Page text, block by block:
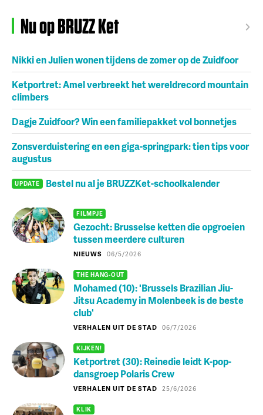
Nu op BRUZZ Ket
Nikki en Julien wonen tijdens de zomer op de Zuidfoor
Ketportret: Amel verbreekt het wereldrecord mountain
climbers
Dagje Zuidfoor? Win een familiepakket vol bonnetjes
Zonsverduistering en een giga-springpark: tien tips voor
augustus
UPDATE Bestel nu al je BRUZZKet-schoolkalender
FILMPJE
Gezocht: Brusselse ketten die opgroeien
tussen meerdere culturen
NIEUWS 06/5/2026
THE HANG-OUT
Mohamed (10): 'Brussels Brazilian Jiu-
Jitsu Academy in Molenbeek is de beste
club'
VERHALEN UIT DE STAD 06/7/2026
KIJKEN!
Ketportret (30): Reinedie leidt K-pop-
dansgroep Polaris Crew
VERHALEN UIT DE STAD 25/6/2026
KLIK